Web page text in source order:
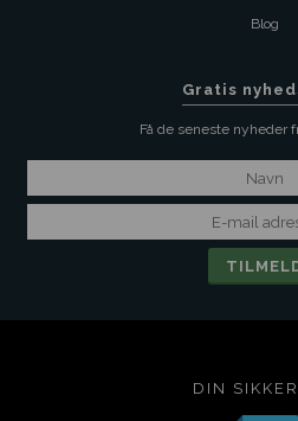
Blog
Gratis
Få de seneste nyheder
DIN